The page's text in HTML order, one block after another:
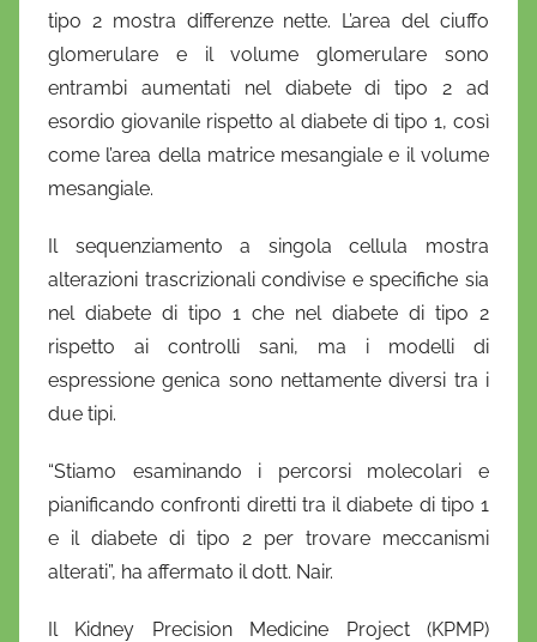
tipo 2 mostra differenze nette. L’area del ciuffo
glomerulare e il volume glomerulare sono
entrambi aumentati nel diabete di tipo 2 ad
esordio giovanile rispetto al diabete di tipo 1, così
come l’area della matrice mesangiale e il volume
mesangiale.
Il sequenziamento a singola cellula mostra
alterazioni trascrizionali condivise e specifiche sia
nel diabete di tipo 1 che nel diabete di tipo 2
rispetto ai controlli sani, ma i modelli di
espressione genica sono nettamente diversi tra i
due tipi.
“Stiamo esaminando i percorsi molecolari e
pianificando confronti diretti tra il diabete di tipo 1
e il diabete di tipo 2 per trovare meccanismi
alterati”, ha affermato il dott. Nair.
Il Kidney Precision Medicine Project (KPMP)